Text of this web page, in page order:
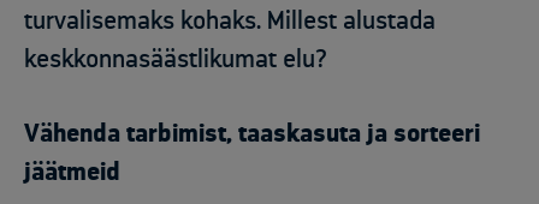
turvalisemaks kohaks. Millest alustada
keskkonnasäästlikumat elu?
Vähenda tarbimist, taaskasuta ja sorteeri
jäätmeid